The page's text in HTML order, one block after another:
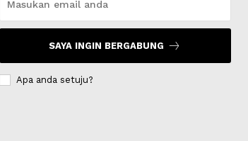
SAYA INGIN BERGABUNG
Apa anda setuju?